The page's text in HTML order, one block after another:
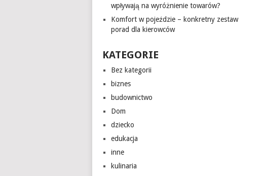
wpływają na wyróżnienie towarów?
Komfort w pojeździe – konkretny zestaw
porad dla kierowców
KATEGORIE
Bez kategorii
biznes
budownictwo
Dom
dziecko
edukacja
inne
kulinaria